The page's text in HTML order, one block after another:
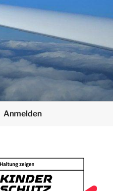
Anmelden